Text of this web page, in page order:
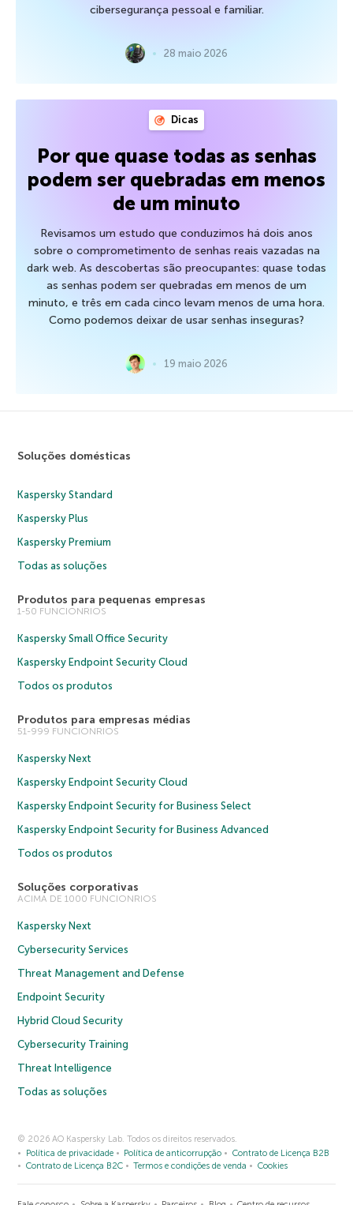
cibersegurança pessoal e familiar.
28 maio 2026
Dicas
Por que quase todas as senhas
podem ser quebradas em menos
de um minuto
Revisamos um estudo que conduzimos há dois anos
sobre o comprometimento de senhas reais vazadas na
dark web. As descobertas são preocupantes: quase todas
as senhas podem ser quebradas em menos de um
minuto, e três em cada cinco levam menos de uma hora.
Como podemos deixar de usar senhas inseguras?
19 maio 2026
Soluções domésticas
Kaspersky Standard
Kaspersky Plus
Kaspersky Premium
Todas as soluções
Produtos para pequenas empresas
1-50 FUNCIONRIOS
Kaspersky Small Office Security
Kaspersky Endpoint Security Cloud
Todos os produtos
Produtos para empresas médias
51-999 FUNCIONRIOS
Kaspersky Next
Kaspersky Endpoint Security Cloud
Kaspersky Endpoint Security for Business Select
Kaspersky Endpoint Security for Business Advanced
Todos os produtos
Soluções corporativas
ACIMA DE 1000 FUNCIONRIOS
Kaspersky Next
Cybersecurity Services
Threat Management and Defense
Endpoint Security
Hybrid Cloud Security
Cybersecurity Training
Threat Intelligence
Todas as soluções
© 2026 AO Kaspersky Lab. Todos os direitos reservados.
Política de privacidade
Política de anticorrupção
Contrato de Licença B2B
Contrato de Licença B2C
Termos e condições de venda Cookies